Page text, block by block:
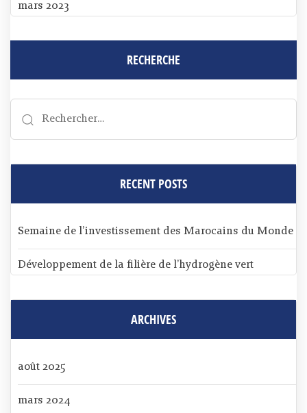
mars 2023
RECHERCHE
RECENT POSTS
Semaine de l’investissement des Marocains du Monde
Développement de la filière de l’hydrogène vert
ARCHIVES
août 2025
mars 2024